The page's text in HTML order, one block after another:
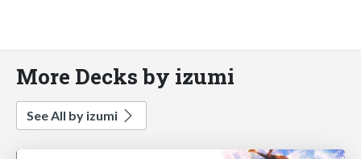
More Decks by izumi
See All by izumi